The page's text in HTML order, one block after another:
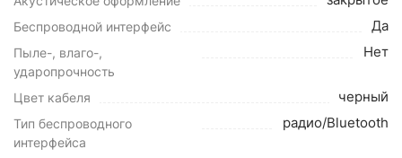
Беспроводной интерфейс Да
Пыле-, влаго-,
ударопрочность
Нет
Цвет кабеля черный
Тип беспроводного
интерфейса
радио/Bluetooth